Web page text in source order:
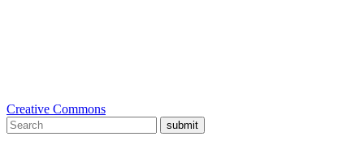
Creative Commons
submit